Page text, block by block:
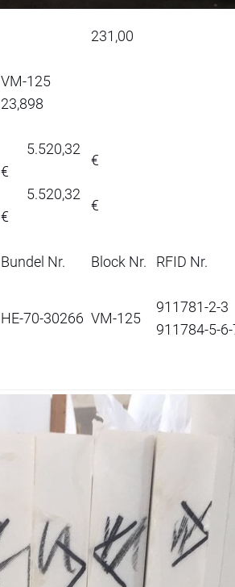
231,00
VM-125
23,898
5.520,32
€
€
5.520,32
€
€
Bundel Nr. Block Nr. RFID Nr.
HE-70-30266 VM-125
911781-2-3
911784-5-6-